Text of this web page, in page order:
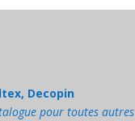
Decopin
pour toutes autres